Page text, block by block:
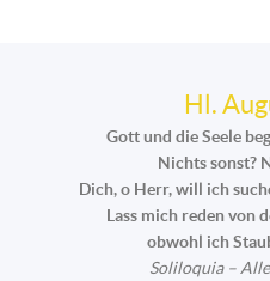
Hl.
Gott und die Seele
Nichts sonst?
Dich, o Herr, will ich
Lass mich reden von
obwohl ich
Soliloquia –